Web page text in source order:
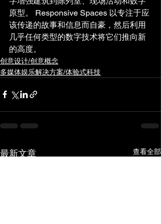
原型。 Responsive Spaces 以专注于应
该传递的故事和信息而自豪，然后利用
几乎任何类型的数字技术将它们推向新
的高度。
创意设计/创意概念
多媒体娱乐解决方案/体验式科技
最新文章 查看全部